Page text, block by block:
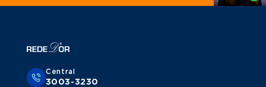
Central
3003-3230